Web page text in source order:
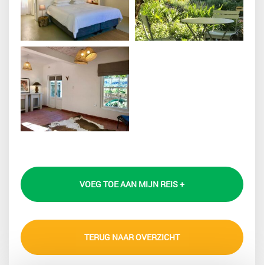
VOEG TOE AAN MIJN REIS +
TERUG NAAR OVERZICHT